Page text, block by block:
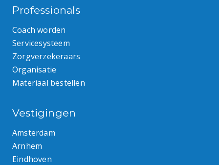
Professionals
Coach worden
Servicesysteem
Zorgverzekeraars
Organisatie
Materiaal bestellen
Vestigingen
Amsterdam
Arnhem
Eindhoven